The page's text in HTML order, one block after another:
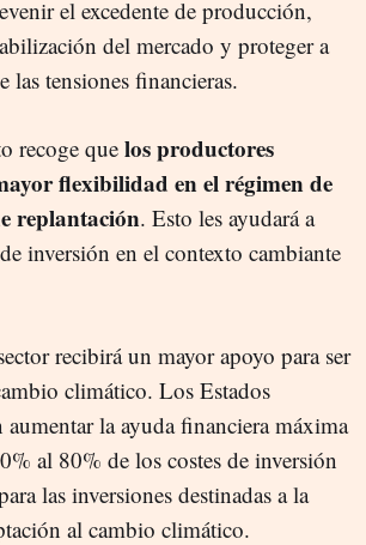
el excedente de producción,
del mercado y proteger a
las tensiones financieras.
recoge que los productores
flexibilidad en el régimen de
replantación. Esto les ayudará a
inversión en el contexto cambiante
recibirá un mayor apoyo para ser
climático. Los Estados
la ayuda financiera máxima
al 80% de los costes de inversión
las inversiones destinadas a la
al cambio climático.